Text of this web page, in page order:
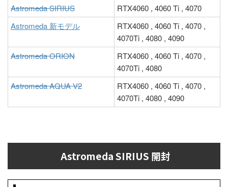
Astromeda SIRIUS
RTX4060 , 4060 Ti , 4070
Astromeda 新モデル
RTX4060 , 4060 Ti , 4070 ,
4070Ti , 4080 , 4090
Astromeda ORION
RTX4060 , 4060 Ti , 4070 ,
4070Ti , 4080
Astromeda AQUA V2
RTX4060 , 4060 Ti , 4070 ,
4070Ti , 4080 , 4090
Astromeda SIRIUS 開封